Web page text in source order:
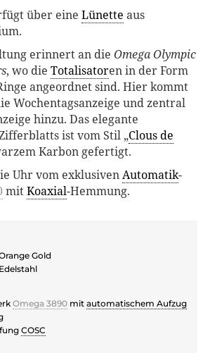
über eine Lünette aus
erinnert an die Omega Olympic
, wo die Totalisatoren in der Form
angeordnet sind. Hier kommt
Wochentagsanzeige und zentral
hinzu. Das elegante
ist vom Stil „Clous de
Karbon gefertigt.
Uhr vom exklusivenAutomatik-
mitKoaxial-Hemmung.
Gold
Edelstahl
Omega 3890 mit automatischem Aufzug
COSC